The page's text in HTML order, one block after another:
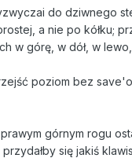
do dziwnego
a nie po kółku;
w górę, w dół, w
poziom bez
górnym rogu
się jakiś